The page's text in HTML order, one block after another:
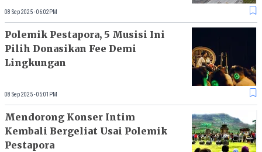
08 Sep 2025 - 06:02PM
Polemik Pestapora, 5 Musisi Ini
Pilih Donasikan Fee Demi
Lingkungan
08 Sep 2025 - 05:01PM
Mendorong Konser Intim
Kembali Bergeliat Usai Polemik
Pestapora